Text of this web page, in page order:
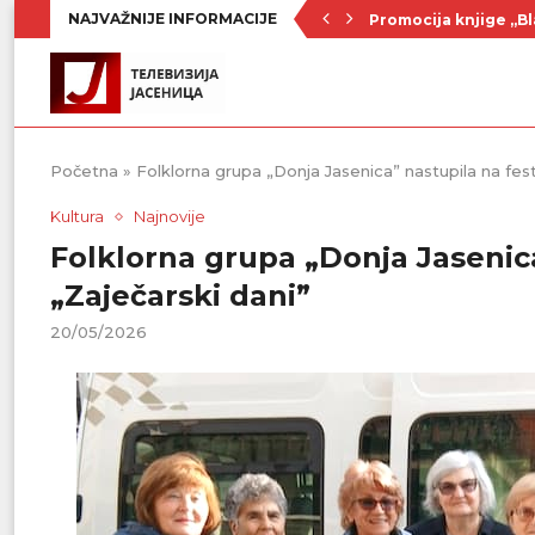
NAJVAŽNIJE INFORMACIJE Promocija knjige
Početna » Folklorna grupa „Donja Jasenica” nastupila na
Kultura Najnovije
Folklorna grupa „Donja
„Zaječarski dani”
20/05/2026